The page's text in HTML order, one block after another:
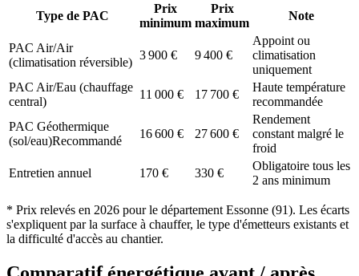
Type de PAC
Prix
minimum
Prix
maximum
Note
PAC Air/Air
(climatisation réversible)
3 900 € 9 400 €
Appoint ou
climatisation
uniquement
PAC Air/Eau (chauffage
central)
11 000 € 17 700 €
Haute température
recommandée
PAC Géothermique
(sol/eau)Recommandé
16 600 € 27 600 €
Rendement
constant malgré le
froid
Entretien annuel
170 € 330 €
Obligatoire tous les
2 ans minimum
* Prix relevés en 2026 pour le département Essonne (91). Les écarts
s'expliquent par la surface à chauffer, le type d'émetteurs existants et
la difficulté d'accès au chantier.